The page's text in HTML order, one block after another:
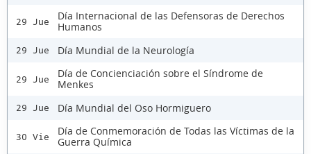
29 Jue
Día Internacional de las Defensoras de Derechos
Humanos
29 Jue Día Mundial de la Neurología
29 Jue
Día de Concienciación sobre el Síndrome de
Menkes
29 Jue Día Mundial del Oso Hormiguero
30 Vie
Día de Conmemoración de Todas las Víctimas de la
Guerra Química